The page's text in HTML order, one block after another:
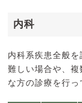
内科
内科系疾患全般
難しい場合や、
な方の診療を行っ